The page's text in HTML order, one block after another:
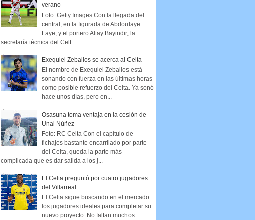
verano
Foto: Getty Images Con la llegada del
central, en la figurada de Abdoulaye
Faye, y el portero Altay Bayindir, la
secretaría técnica del Celt...
Exequiel Zeballos se acerca al Celta
El nombre de Exequiel Zeballos está
sonando con fuerza en las últimas horas
como posible refuerzo del Celta. Ya sonó
hace unos días, pero en...
Osasuna toma ventaja en la cesión de
Unai Núñez
Foto: RC Celta Con el capítulo de
fichajes bastante encarrilado por parte
del Celta, queda la parte más
complicada que es dar salida a los j...
El Celta preguntó por cuatro jugadores
del Villarreal
El Celta sigue buscando en el mercado
los jugadores ideales para completar su
nuevo proyecto. No faltan muchos